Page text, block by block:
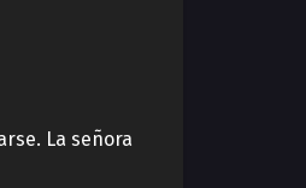
La señora